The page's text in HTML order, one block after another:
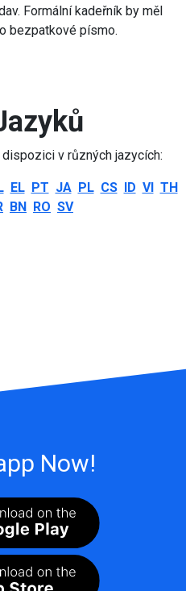
Formální kadeřník by měl
bezpatkové písmo.
v různých jazycích:
EL PT JA PL CS ID VI TH
BN RO SV
Now!